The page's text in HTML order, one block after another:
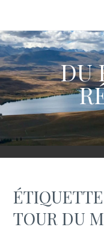
content
DU
TOUR DU